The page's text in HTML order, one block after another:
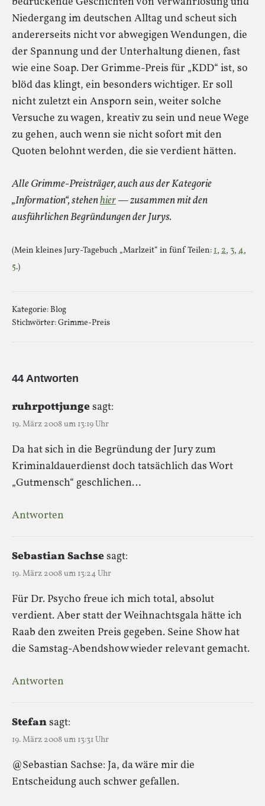
Niedergang im deutschen Alltag und scheut sich
andererseits nicht vor abwegigen Wendungen, die
der Spannung und der Unterhaltung dienen, fast
wie eine Soap. Der Grimme-Preis für „KDD“ ist, so
blöd das klingt, ein besonders wichtiger. Er soll
nicht zuletzt ein Ansporn sein, weiter solche
Versuche zu wagen, kreativ zu sein und neue Wege
zu gehen, auch wenn sie nicht sofort mit den
Quoten belohnt werden, die sie verdient hätten.
Alle Grimme-Preisträger, auch aus der Kategorie
„Information“, stehenhier— zusammen mit den
ausführlichen Begründungen der Jurys.
(Mein kleines Jury-Tagebuch „Marlzeit“ in fünf Teilen:1, 2, 3, 4,
5.)
Kategorie:Blog
Stichwörter:Grimme-Preis
44 Antworten
ruhrpottjungesagt:
19. März 2008 um 13:19 Uhr
Da hat sich in die Begründung der Jury zum
Kriminaldauerdienst doch tatsächlich das Wort
„Gutmensch“ geschlichen…
Antworten
Sebastian Sachsesagt:
19. März 2008 um 13:24 Uhr
Für Dr. Psycho freue ich mich total, absolut
verdient. Aber statt der Weihnachtsgala hätte ich
Raab den zweiten Preis gegeben. Seine Show hat
die Samstag-Abendshow wieder relevant gemacht.
Antworten
Stefansagt:
19. März 2008 um 13:31 Uhr
@Sebastian Sachse: Ja, da wäre mir die
Entscheidung auch schwer gefallen.